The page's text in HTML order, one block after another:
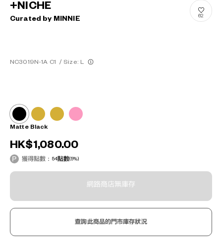
+NICHE
Curated by MINNIE
NC3019N-1A C1 / Size: L
62
Matte Black
HK$1,080.00
獲得點數： 54點數(5%)
網路商店無庫存
查詢此商品的門市庫存狀況